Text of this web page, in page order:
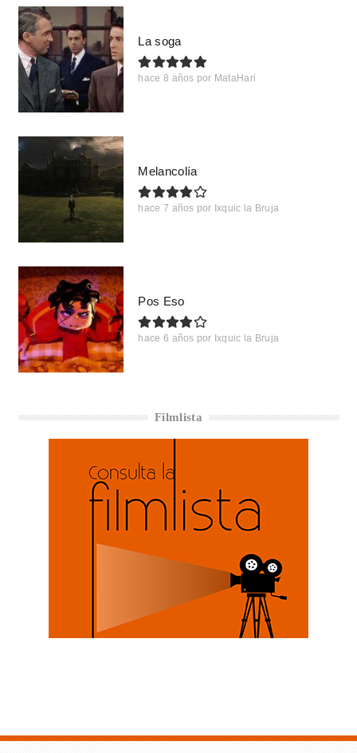
La soga
hace 8 años por MataHari
Melancolía
hace 7 años por Ixquic la Bruja
Pos Eso
hace 6 años por Ixquic la Bruja
Filmlista